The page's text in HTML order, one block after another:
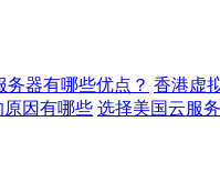
务器有哪些优点？ 香港虚
因有哪些 选择美国云服